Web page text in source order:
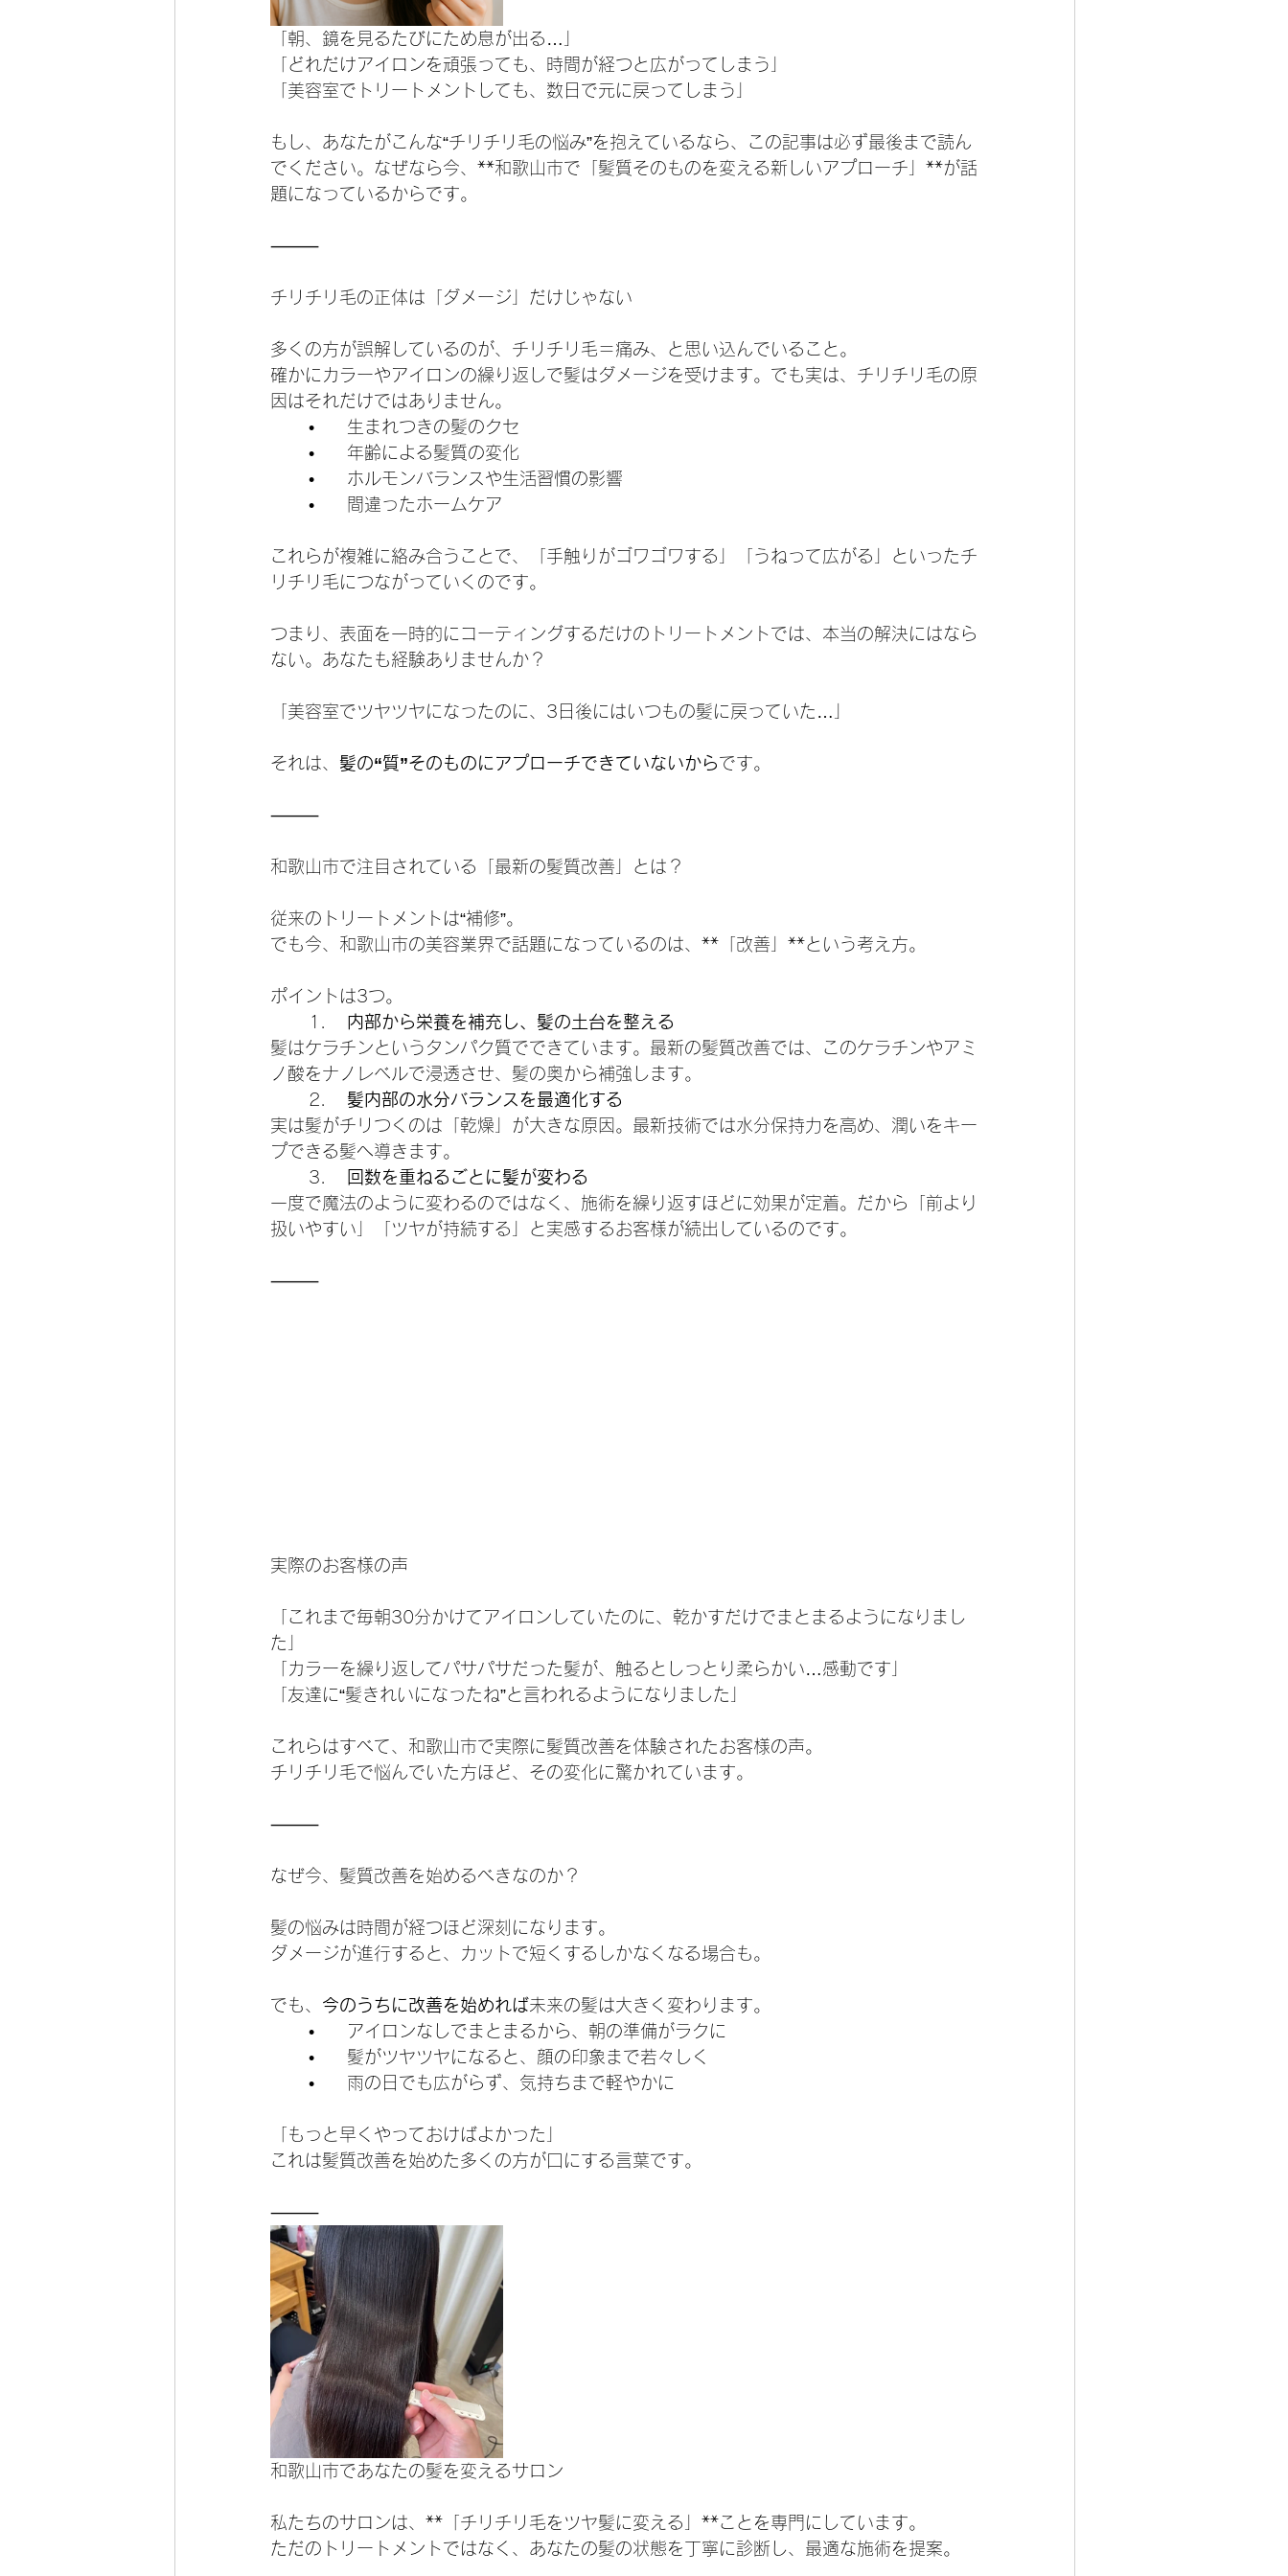
「朝、鏡を見るたびにため息が出る…」
「どれだけアイロンを頑張っても、時間が経つと広がってしまう」
「美容室でトリートメントしても、数日で元に戻ってしまう」
もし、あなたがこんな“チリチリ毛の悩み”を抱えているなら、この記事は必ず最後まで読ん
でください。なぜなら今、**和歌山市で「髪質そのものを変える新しいアプローチ」**が話
題になっているからです。
⸻
チリチリ毛の正体は「ダメージ」だけじゃない
多くの方が誤解しているのが、チリチリ毛＝痛み、と思い込んでいること。
確かにカラーやアイロンの繰り返しで髪はダメージを受けます。でも実は、チリチリ毛の原
因はそれだけではありません。
	•	生まれつきの髪のクセ
	•	年齢による髪質の変化
	•	ホルモンバランスや生活習慣の影響
	•	間違ったホームケア
これらが複雑に絡み合うことで、「手触りがゴワゴワする」「うねって広がる」といったチ
リチリ毛につながっていくのです。
つまり、表面を一時的にコーティングするだけのトリートメントでは、本当の解決にはなら
ない。あなたも経験ありませんか？
「美容室でツヤツヤになったのに、3日後にはいつもの髪に戻っていた…」
それは、 髪の“質”そのものにアプローチできていないからです。
⸻
和歌山市で注目されている「最新の髪質改善」とは？
従来のトリートメントは“補修”。
でも今、和歌山市の美容業界で話題になっているのは、**「改善」**という考え方。
ポイントは3つ。
内部から栄養を補充し、髪の土台を整える
髪はケラチンというタンパク質でできています。最新の髪質改善では、このケラチンやアミ
ノ酸をナノレベルで浸透させ、髪の奥から補強します。
髪内部の水分バランスを最適化する
実は髪がチリつくのは「乾燥」が大きな原因。最新技術では水分保持力を高め、潤いをキー
プできる髪へ導きます。
回数を重ねるごとに髪が変わる
一度で魔法のように変わるのではなく、施術を繰り返すほどに効果が定着。だから「前より
扱いやすい」「ツヤが持続する」と実感するお客様が続出しているのです。
⸻
実際のお客様の声
「これまで毎朝30分かけてアイロンしていたのに、乾かすだけでまとまるようになりまし
た」
「カラーを繰り返してパサパサだった髪が、触るとしっとり柔らかい…感動です」
「友達に“髪きれいになったね”と言われるようになりました」
これらはすべて、和歌山市で実際に髪質改善を体験されたお客様の声。
チリチリ毛で悩んでいた方ほど、その変化に驚かれています。
⸻
なぜ今、髪質改善を始めるべきなのか？
髪の悩みは時間が経つほど深刻になります。
ダメージが進行すると、カットで短くするしかなくなる場合も。
でも、 今のうちに改善を始めれば未来の髪は大きく変わります。
	•	アイロンなしでまとまるから、朝の準備がラクに
	•	髪がツヤツヤになると、顔の印象まで若々しく
	•	雨の日でも広がらず、気持ちまで軽やかに
「もっと早くやっておけばよかった」
これは髪質改善を始めた多くの方が口にする言葉です。
⸻
和歌山市であなたの髪を変えるサロン
私たちのサロンは、**「チリチリ毛をツヤ髪に変える」**ことを専門にしています。
ただのトリートメントではなく、あなたの髪の状態を丁寧に診断し、最適な施術を提案。